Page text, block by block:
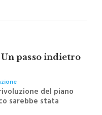
all'indomani della
passo indietro
del piano